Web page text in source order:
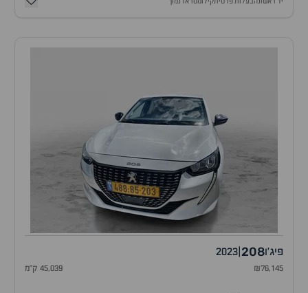
פיג'ו208
2023
₪76,145 45,039 ק"מ